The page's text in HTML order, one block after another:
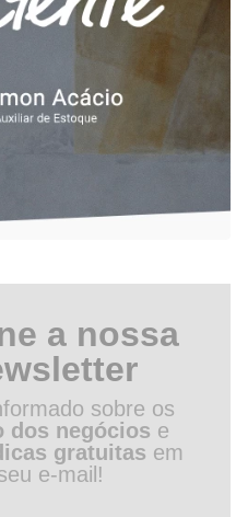
a nossa
sobre os
dos negócios e
gratuitas em
e-mail!